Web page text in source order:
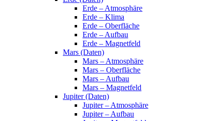
Erde – Atmosphäre
Erde – Klima
Erde – Oberfläche
Erde – Aufbau
Erde – Magnetfeld
Mars (Daten)
Mars – Atmosphäre
Mars – Oberfläche
Mars – Aufbau
Mars – Magnetfeld
Jupiter (Daten)
Jupiter – Atmosphäre
Jupiter – Aufbau